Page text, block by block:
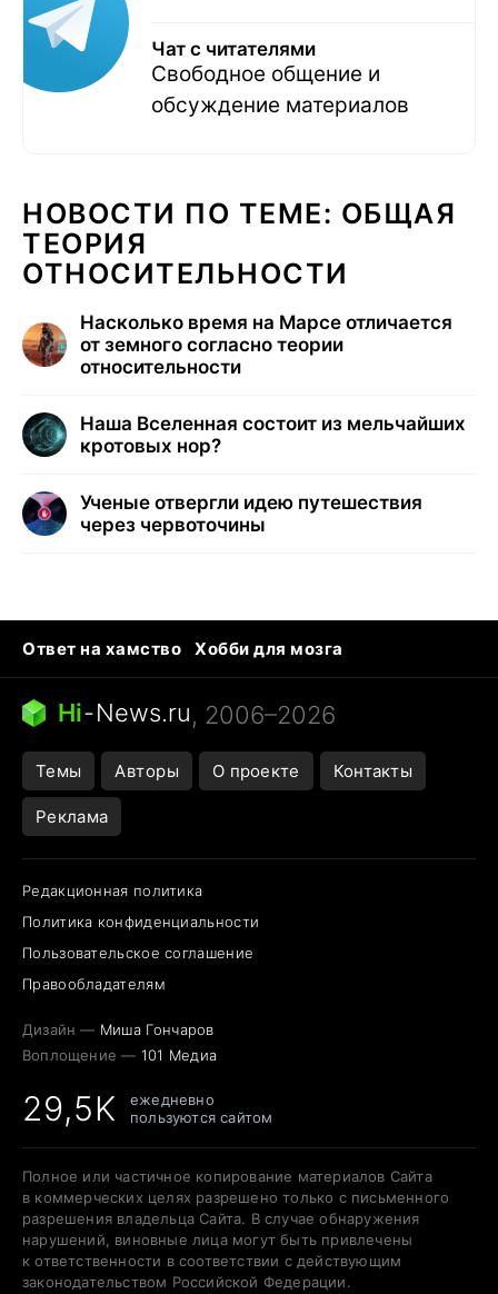
Чат с читателями
Свободное общение и
обсуждение материалов
НОВОСТИ ПО ТЕМЕ: ОБЩАЯ
ТЕОРИЯ
ОТНОСИТЕЛЬНОСТИ
Насколько время на Марсе отличается
от земного согласно теории
относительности
Наша Вселенная состоит из мельчайших
кротовых нор?
Ученые отвергли идею путешествия
через червоточины
Ответ на хамство
Хобби для мозга
Бензин 100 и 95
Тунцы в океанариуме
Следующая пандемия
Hi-News.ru, 2006–2026
Темы Авторы О проекте Контакты
Реклама
Редакционная политика
Политика конфиденциальности
Пользовательское соглашение
Правообладателям
Дизайн — Миша Гончаров
Воплощение — 101 Медиа
29,5K
ежедневно
пользуются сайтом
Полное или частичное копирование материалов Сайта
в коммерческих целях разрешено только с письменного
разрешения владельца Сайта. В случае обнаружения
нарушений, виновные лица могут быть привлечены
к ответственности в соответствии с действующим
законодательством Российской Федерации.